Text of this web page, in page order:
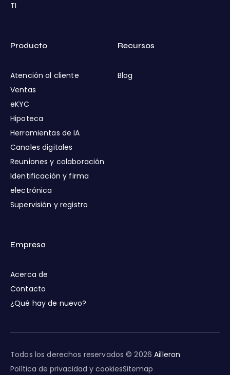
TI
Producto
Atención al cliente
Ventas
eKYC
Hipoteca
Herramientas de IA
Canales digitales
Reuniones y colaboración
Identificación y firma
electrónica
Supervisión y registro
Recursos
Blog
Empresa
Acerca de
Contacto
¿Qué hay de nuevo?
Todos los derechos reservados © 2026Ailleron
Política de privacidad y cookiesSitemap